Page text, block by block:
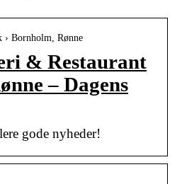
› Bornholm, Rønne
& Restaurant
– Dagens
gode nyheder!